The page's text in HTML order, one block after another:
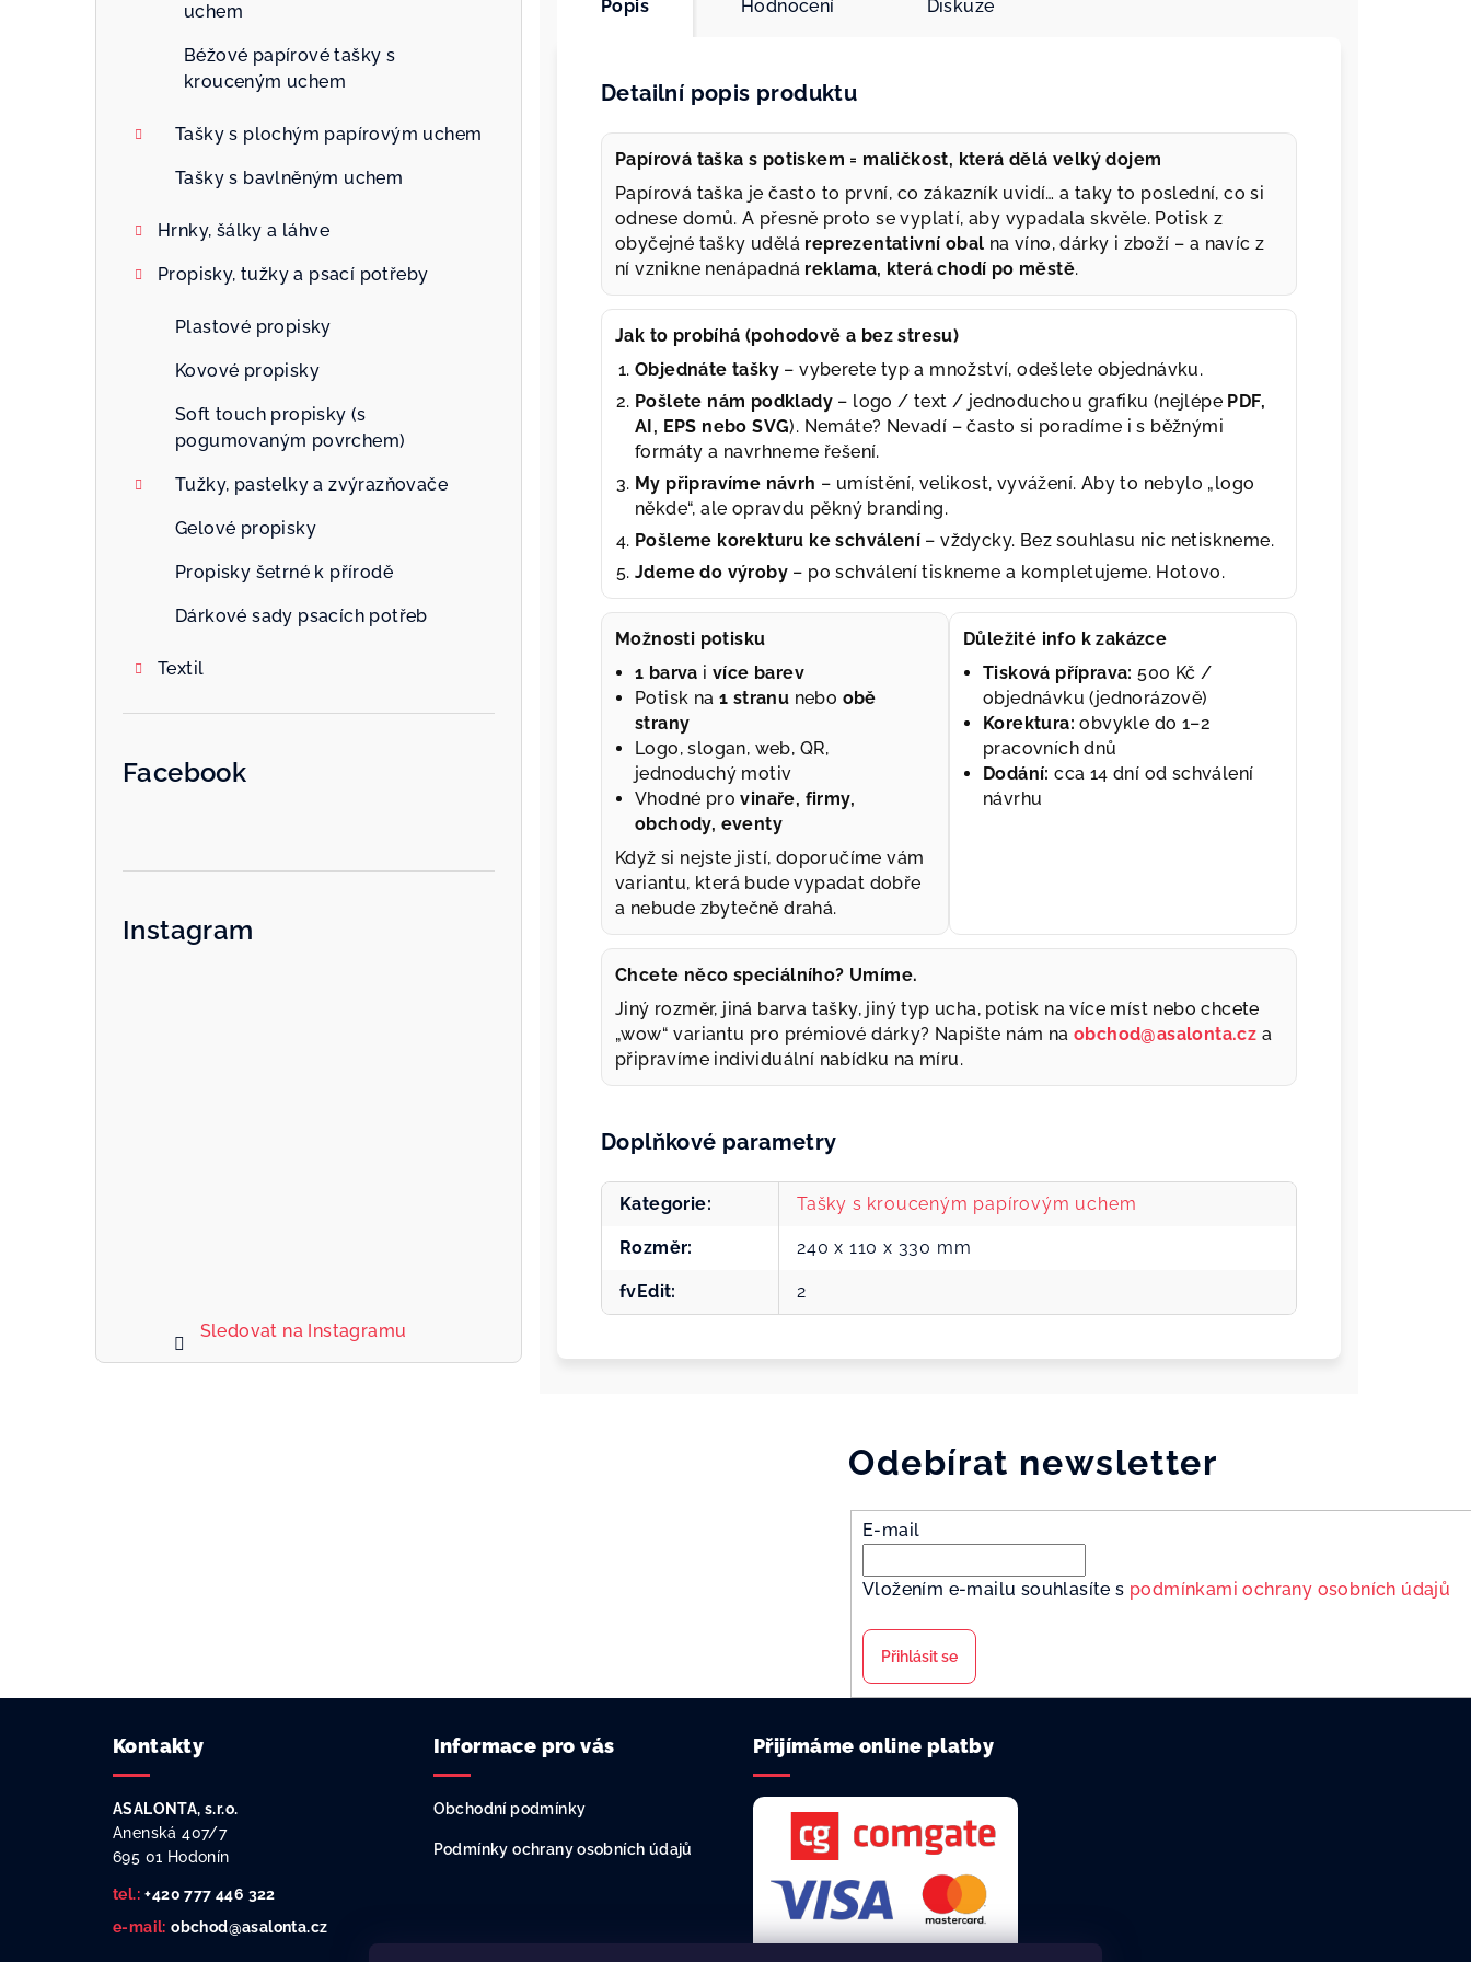
uchem
Béžové papírové tašky s
krouceným uchem
Tašky s plochým papírovým uchem
Tašky s bavlněným uchem
Hrnky, šálky a láhve
Propisky, tužky a psací potřeby
Plastové propisky
Kovové propisky
Soft touch propisky (s
pogumovaným povrchem)
Tužky, pastelky a zvýrazňovače
Gelové propisky
Propisky šetrné k přírodě
Dárkové sady psacích potřeb
Textil
Facebook
Instagram
Sledovat na Instagramu
Popis Hodnocení Diskuze
Detailní popis produktu
Papírová taška s potiskem = maličkost, která dělá velký dojem
Papírová taška je často to první, co zákazník uvidí… a taky to poslední, co si
odnese domů. A přesně proto se vyplatí, aby vypadala skvěle. Potisk z
obyčejné tašky udělá reprezentativní obal na víno, dárky i zboží – a navíc z
ní vznikne nenápadná reklama, která chodí po městě.
Jak to probíhá (pohodově a bez stresu)
Objednáte tašky – vyberete typ a množství, odešlete objednávku.
Pošlete nám podklady – logo / text / jednoduchou grafiku (nejlépe PDF,
AI, EPS nebo SVG). Nemáte? Nevadí – často si poradíme i s běžnými
formáty a navrhneme řešení.
My připravíme návrh – umístění, velikost, vyvážení. Aby to nebylo „logo
někde“, ale opravdu pěkný branding.
Pošleme korekturu ke schválení – vždycky. Bez souhlasu nic netiskneme.
Jdeme do výroby – po schválení tiskneme a kompletujeme. Hotovo.
Možnosti potisku
1 barva ivíce barev
Potisk na 1 stranu nebo obě
strany
Logo, slogan, web, QR,
jednoduchý motiv
Vhodné provinaře, firmy,
obchody, eventy
Když si nejste jistí, doporučíme vám
variantu, která bude vypadat dobře
a nebude zbytečně drahá.
Důležité info k zakázce
Tisková příprava: 500 Kč /
objednávku (jednorázově)
Korektura: obvykle do 1–2
pracovních dnů
Dodání: cca 14 dní od schválení
návrhu
Chcete něco speciálního? Umíme.
Jiný rozměr, jiná barva tašky, jiný typ ucha, potisk na více míst nebo chcete
„wow“ variantu pro prémiové dárky? Napište nám na obchod@asalonta.cz a
připravíme individuální nabídku na míru.
Doplňkové parametry
Kategorie: Tašky s krouceným papírovým uchem
Rozměr: 240 x 110 x 330 mm
fvEdit: 2
Odebírat newsletter
E-mail
Vložením e-mailu souhlasíte s podmínkami ochrany osobních údajů
Přihlásit se
Kontakty
ASALONTA, s.r.o.
Anenská 407/7
695 01 Hodonín
tel.: +420 777 446 322
e-mail: obchod@asalonta.cz
Informace pro vás
Obchodní podmínky
Podmínky ochrany osobních údajů
Přijímáme online platby